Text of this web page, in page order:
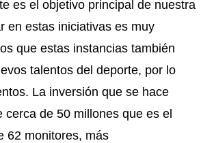
es el objetivo principal de nuestra
en estas iniciativas es muy
que estas instancias también
talentos del deporte, por lo
La inversión que se hace
cerca de 50 millones que es el
62 monitores, más